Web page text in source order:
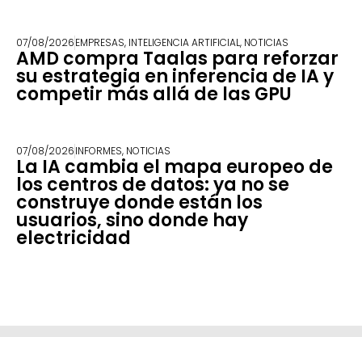
07/08/2026EMPRESAS, INTELIGENCIA ARTIFICIAL, NOTICIAS
AMD compra Taalas para reforzar
su estrategia en inferencia de IA y
competir más allá de las GPU
07/08/2026INFORMES, NOTICIAS
La IA cambia el mapa europeo de
los centros de datos: ya no se
construye donde están los
usuarios, sino donde hay
electricidad